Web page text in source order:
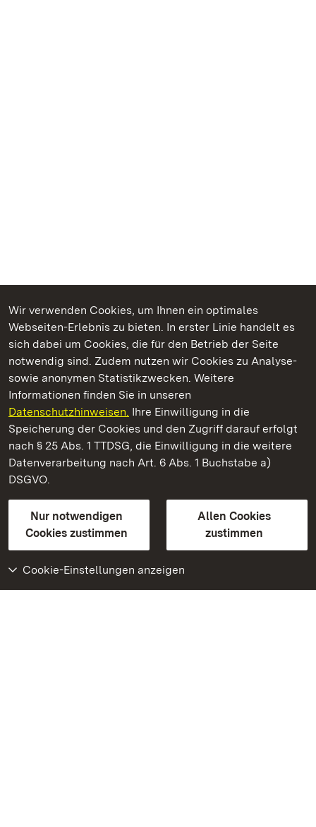
Wir verwenden Cookies, um Ihnen ein optimales
Webseiten-Erlebnis zu bieten. In erster Linie handelt es
sich dabei um Cookies, die für den Betrieb der Seite
notwendig sind. Zudem nutzen wir Cookies zu Analyse-
sowie anonymen Statistikzwecken. Weitere
Informationen finden Sie in unseren
Datenschutzhinweisen. Ihre Einwilligung in die
Speicherung der Cookies und den Zugriff darauf erfolgt
nach § 25 Abs. 1 TTDSG, die Einwilligung in die weitere
Datenverarbeitung nach Art. 6 Abs. 1 Buchstabe a)
DSGVO.
Nur notwendigen
Cookies zustimmen
Allen Cookies
zustimmen
Cookie-Einstellungen anzeigen
Kommen. Staunen. Genießen.
Residenzschloss Rastatt
Staatliche Schlösser und Gärten Baden-Württemberg
Kontakt
GebärdenspracheLeichte Sprache
Erklärung zur Barrierefreiheit
BITV-konform (geprüfte Seiten)
Weiteres